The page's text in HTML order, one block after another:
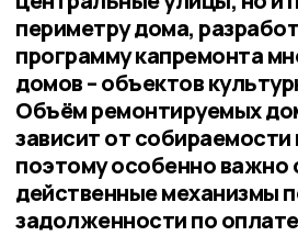
периметру дома,
программу капремонта
домов – объектов
Объём ремонтируемых
зависит от собираемости
поэтому особенно важно
действенные механизмы
задолженности по